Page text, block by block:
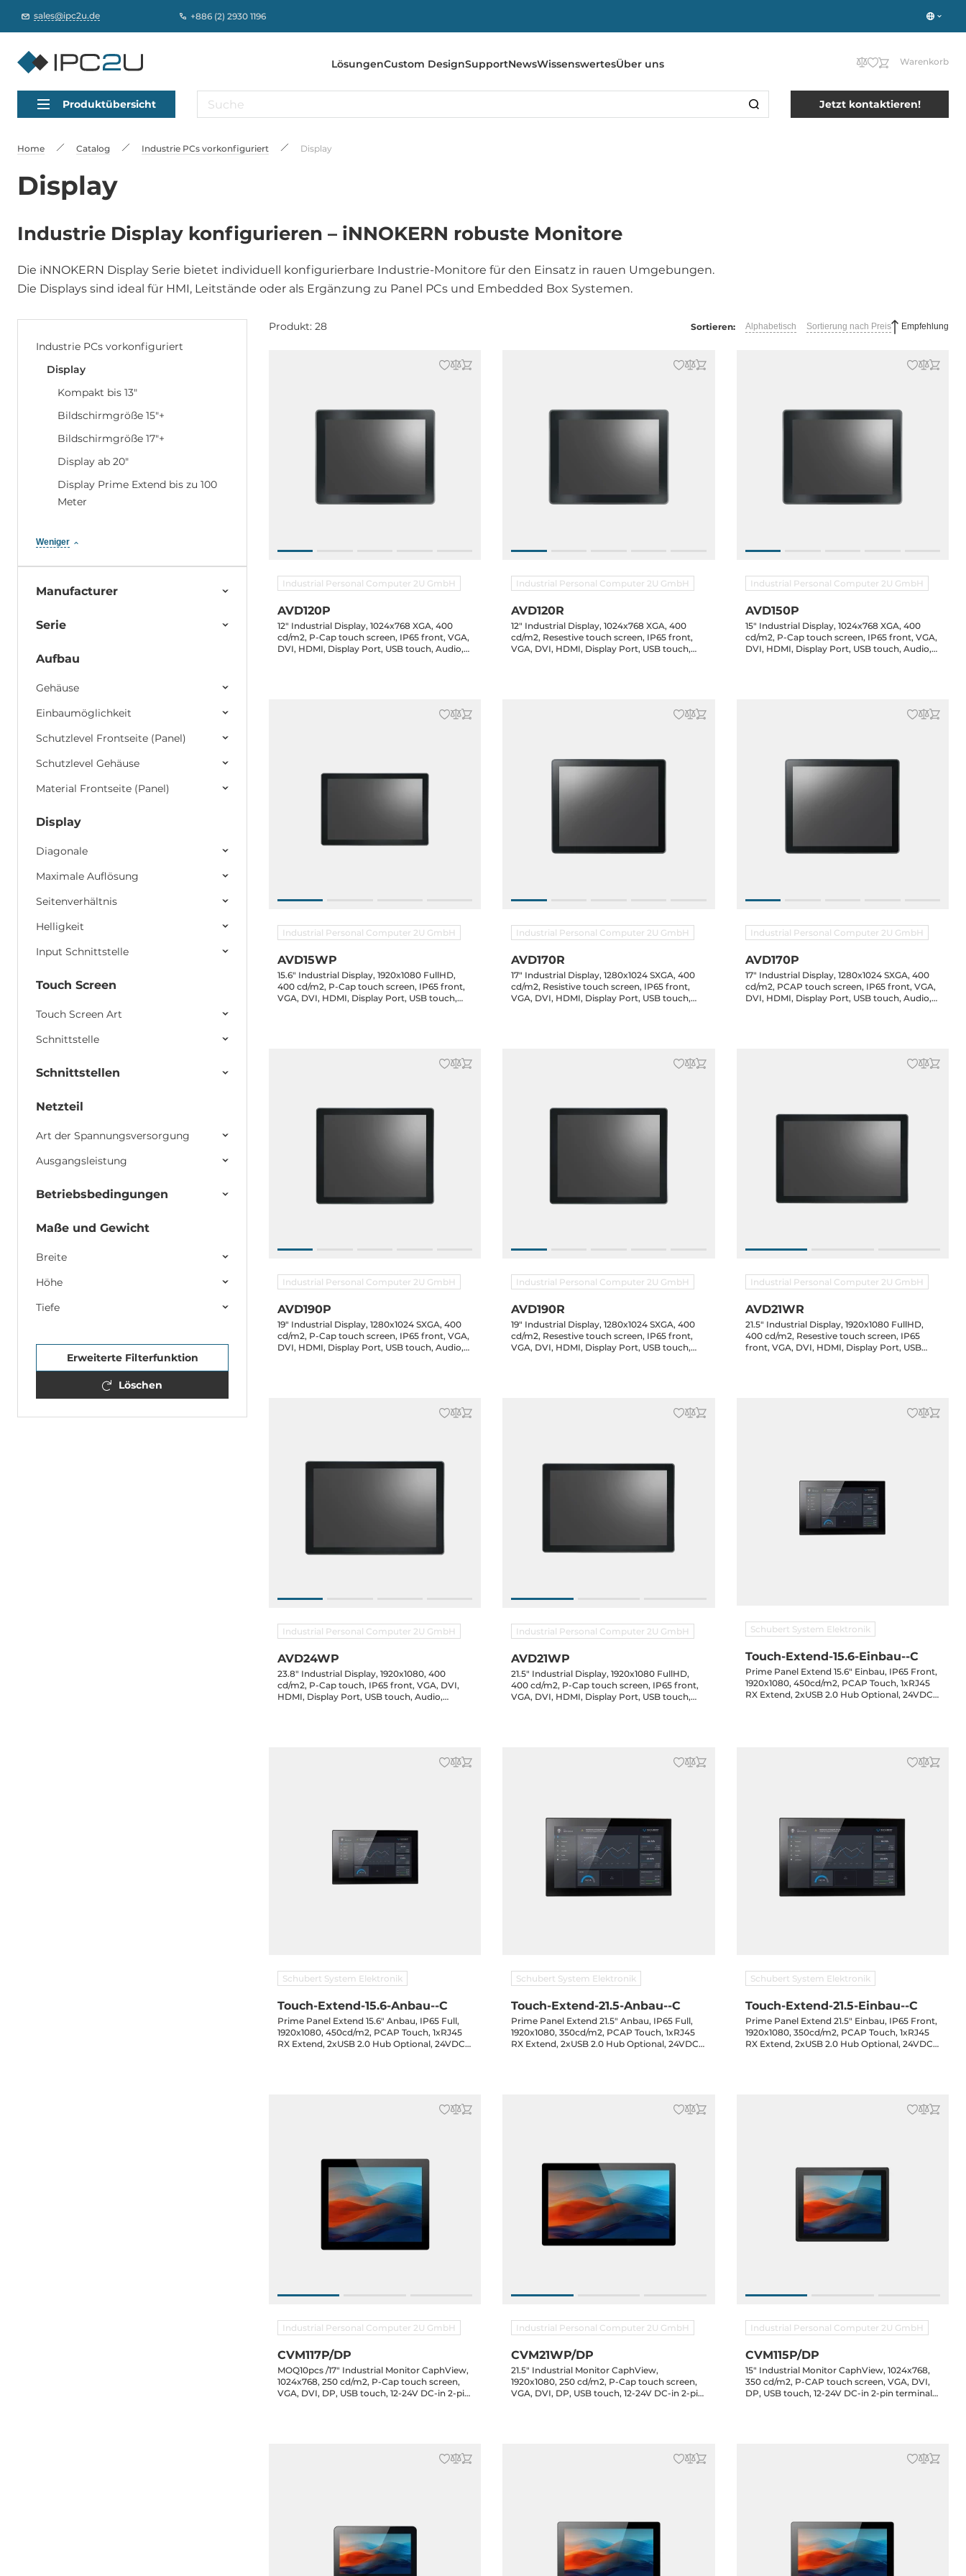
sales@ipc2u.de +886 (2) 2930 1196
LösungenCustom DesignSupportNewsWissenswertesÜber uns Warenkorb
Produktübersicht Jetzt kontaktieren!
Home Catalog Industrie PCs vorkonfiguriert Display
Display
Industrie Display konfigurieren – iNNOKERN robuste Monitore
Die iNNOKERN Display Serie bietet individuell konfigurierbare Industrie-Monitore für den Einsatz in rauen Umgebungen.
Die Displays sind ideal für HMI, Leitstände oder als Ergänzung zu Panel PCs und Embedded Box Systemen.
Industrie PCs vorkonfiguriert
Display
Kompakt bis 13"
Bildschirmgröße 15"+
Bildschirmgröße 17"+
Display ab 20"
Display Prime Extend bis zu 100
Meter
Weniger
Manufacturer
Serie
Aufbau
Gehäuse
Einbaumöglichkeit
Schutzlevel Frontseite (Panel)
Schutzlevel Gehäuse
Material Frontseite (Panel)
Display
Diagonale
Maximale Auflösung
Seitenverhältnis
Helligkeit
Input Schnittstelle
Touch Screen
Touch Screen Art
Schnittstelle
Schnittstellen
Netzteil
Art der Spannungsversorgung
Ausgangsleistung
Betriebsbedingungen
Maße und Gewicht
Breite
Höhe
Tiefe
Erweiterte Filterfunktion
Löschen
Produkt: 28 Sortieren: Alphabetisch Sortierung nach Preis Empfehlung
Industrial Personal Computer 2U GmbH
AVD120P
12" Industrial Display, 1024x768 XGA, 400
cd/m2, P-Cap touch screen, IP65 front, VGA,
DVI, HDMI, Display Port, USB touch, Audio,
Industrial Personal Computer 2U GmbH
AVD120R
12" Industrial Display, 1024x768 XGA, 400
cd/m2, Resestive touch screen, IP65 front,
VGA, DVI, HDMI, Display Port, USB touch,
Industrial Personal Computer 2U GmbH
AVD150P
15" Industrial Display, 1024x768 XGA, 400
cd/m2, P-Cap touch screen, IP65 front, VGA,
DVI, HDMI, Display Port, USB touch, Audio,
Industrial Personal Computer 2U GmbH
AVD15WP
15.6" Industrial Display, 1920x1080 FullHD,
400 cd/m2, P-Cap touch screen, IP65 front,
VGA, DVI, HDMI, Display Port, USB touch,
Industrial Personal Computer 2U GmbH
AVD170R
17" Industrial Display, 1280x1024 SXGA, 400
cd/m2, Resistive touch screen, IP65 front,
VGA, DVI, HDMI, Display Port, USB touch,
Industrial Personal Computer 2U GmbH
AVD170P
17" Industrial Display, 1280x1024 SXGA, 400
cd/m2, PCAP touch screen, IP65 front, VGA,
DVI, HDMI, Display Port, USB touch, Audio,
Industrial Personal Computer 2U GmbH
AVD190P
19" Industrial Display, 1280x1024 SXGA, 400
cd/m2, P-Cap touch screen, IP65 front, VGA,
DVI, HDMI, Display Port, USB touch, Audio,
Industrial Personal Computer 2U GmbH
AVD190R
19" Industrial Display, 1280x1024 SXGA, 400
cd/m2, Resestive touch screen, IP65 front,
VGA, DVI, HDMI, Display Port, USB touch,
Industrial Personal Computer 2U GmbH
AVD21WR
21.5" Industrial Display, 1920x1080 FullHD,
400 cd/m2, Resestive touch screen, IP65
front, VGA, DVI, HDMI, Display Port, USB
Industrial Personal Computer 2U GmbH
AVD24WP
23.8" Industrial Display, 1920x1080, 400
cd/m2, P-Cap touch, IP65 front, VGA, DVI,
HDMI, Display Port, USB touch, Audio,
Industrial Personal Computer 2U GmbH
AVD21WP
21.5" Industrial Display, 1920x1080 FullHD,
400 cd/m2, P-Cap touch screen, IP65 front,
VGA, DVI, HDMI, Display Port, USB touch,
Schubert System Elektronik
Touch-Extend-15.6-Einbau--C
Prime Panel Extend 15.6" Einbau, IP65 Front,
1920x1080, 450cd/m2, PCAP Touch, 1xRJ45
RX Extend, 2xUSB 2.0 Hub Optional, 24VDC-
Schubert System Elektronik
Touch-Extend-15.6-Anbau--C
Prime Panel Extend 15.6" Anbau, IP65 Full,
1920x1080, 450cd/m2, PCAP Touch, 1xRJ45
RX Extend, 2xUSB 2.0 Hub Optional, 24VDC-
Schubert System Elektronik
Touch-Extend-21.5-Anbau--C
Prime Panel Extend 21.5" Anbau, IP65 Full,
1920x1080, 350cd/m2, PCAP Touch, 1xRJ45
RX Extend, 2xUSB 2.0 Hub Optional, 24VDC-
Schubert System Elektronik
Touch-Extend-21.5-Einbau--C
Prime Panel Extend 21.5" Einbau, IP65 Front,
1920x1080, 350cd/m2, PCAP Touch, 1xRJ45
RX Extend, 2xUSB 2.0 Hub Optional, 24VDC-
Industrial Personal Computer 2U GmbH
CVM117P/DP
MOQ10pcs /17" Industrial Monitor CaphView,
1024x768, 250 cd/m2, P-Cap touch screen,
VGA, DVI, DP, USB touch, 12-24V DC-in 2-pin
Industrial Personal Computer 2U GmbH
CVM21WP/DP
21.5" Industrial Monitor CaphView,
1920x1080, 250 cd/m2, P-Cap touch screen,
VGA, DVI, DP, USB touch, 12-24V DC-in 2-pin
Industrial Personal Computer 2U GmbH
CVM115P/DP
15" Industrial Monitor CaphView, 1024x768,
350 cd/m2, P-CAP touch screen, VGA, DVI,
DP, USB touch, 12-24V DC-in 2-pin terminal